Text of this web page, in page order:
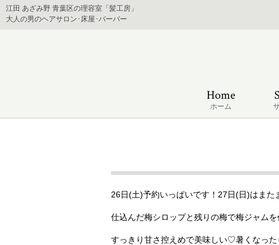
江田 あざみ野 青葉区の理容室「髪工房」
大人の男のヘアサロン･床屋･バーバー
Home
ホーム
26日(土)予約いっぱいです！27日(日)はまた
仕込んだ梅シロップと残りの梅で梅ジャム
すっきり甘さ控えめで美味しい♡暑くなっ